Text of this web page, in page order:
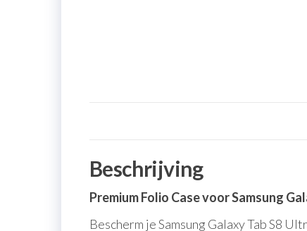
Beschrijving
Premium Folio Case voor Samsung
Bescherm je Samsung Galaxy Tab S8